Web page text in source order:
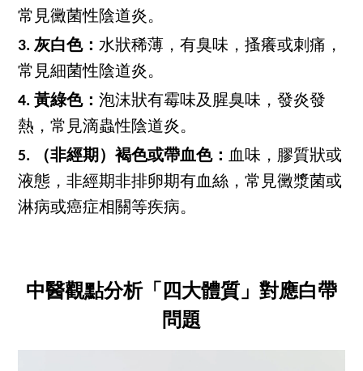
常見黴菌性陰道炎。
3. 灰白色：水狀稀薄，有臭味，搔癢或刺痛，
常見細菌性陰道炎。
4. 黃綠色：泡沫狀有霉味及腥臭味，發炎發
熱，常見滴蟲性陰道炎。
5. （非經期）褐色或帶血色： 血味，膠質狀或
液態，非經期非排卵期有血絲，常見黴漿菌或
淋病或癌症相關等疾病。
中醫觀點分析「四大體質」對應白帶
問題